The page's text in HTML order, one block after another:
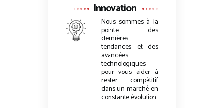
Innovation
Nous sommes à la
pointe des
dernières
tendances et des
avancées
technologiques
pour vous aider à
rester compétitif
dans un marché en
constante évolution.